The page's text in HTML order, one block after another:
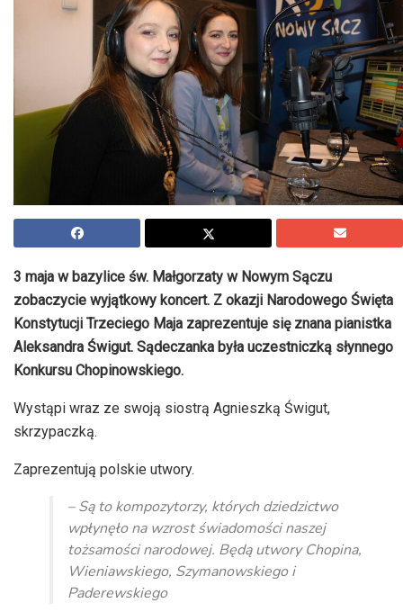
3 maja w bazylice św. Małgorzaty w Nowym Sączu
zobaczycie wyjątkowy koncert. Z okazji Narodowego Święta
Konstytucji Trzeciego Maja zaprezentuje się znana pianistka
Aleksandra Świgut. Sądeczanka była uczestniczką słynnego
Konkursu Chopinowskiego.
Wystąpi wraz ze swoją siostrą Agnieszką Świgut,
skrzypaczką.
Zaprezentują polskie utwory.
– Są to kompozytorzy, których dziedzictwo
wpłynęło na wzrost świadomości naszej
tożsamości narodowej. Będą utwory Chopina,
Wieniawskiego, Szymanowskiego i
Paderewskiego